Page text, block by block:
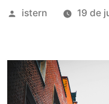
Publicado
istern 19 de